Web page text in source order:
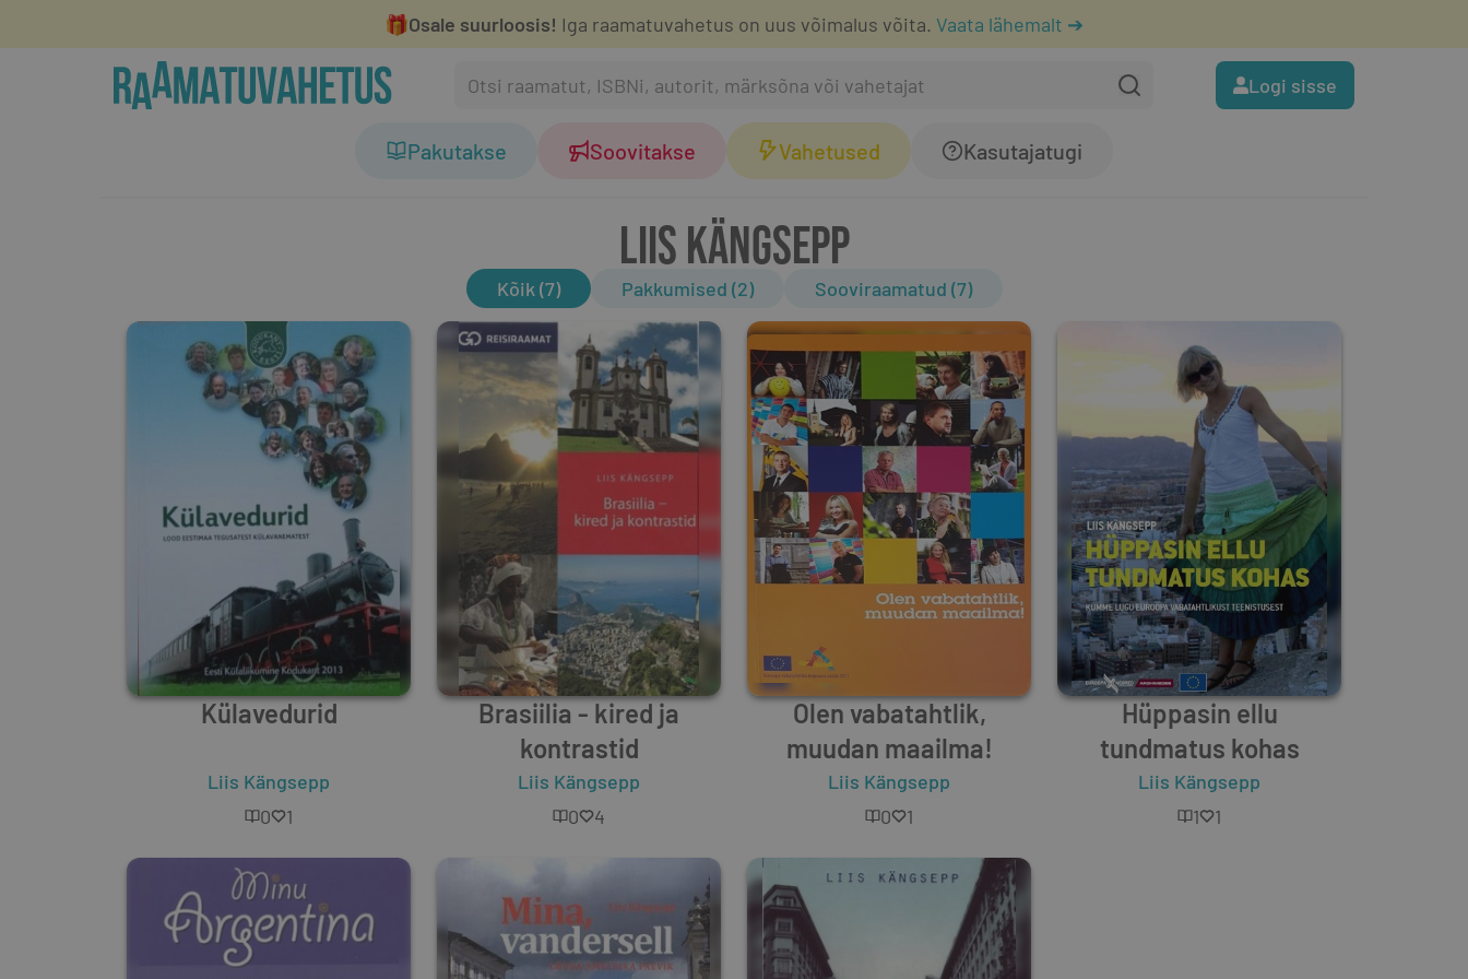
🎁Osale suurloosis! Iga raamatuvahetus on uus võimalus võita. Vaata lähemalt ➔
Logi sisse
Pakutakse Soovitakse Vahetused Kasutajatugi
LIIS KÄNGSEPP
Kõik (7) Pakkumised (2) Sooviraamatud (7)
Külavedurid
Liis Kängsepp
0
1
Brasiilia - kired ja
kontrastid
Liis Kängsepp
0
4
Olen vabatahtlik,
muudan maailma!
Liis Kängsepp
0
1
Hüppasin ellu
tundmatus kohas
Liis Kängsepp
1
1